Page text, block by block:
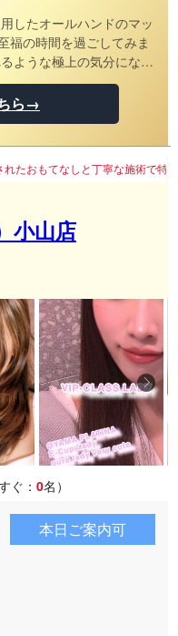
したオールハンドのマッ
福の時間を過ごしてみま
ら→
施術で特別なリフレッシュタイ
小山店
ぐ： 0名）
本日ご案内可